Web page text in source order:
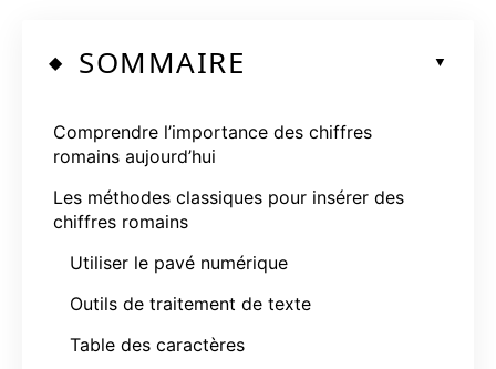
SOMMAIRE
Comprendre l’importance des chiffres
romains aujourd’hui
Les méthodes classiques pour insérer des
chiffres romains
Utiliser le pavé numérique
Outils de traitement de texte
Table des caractères